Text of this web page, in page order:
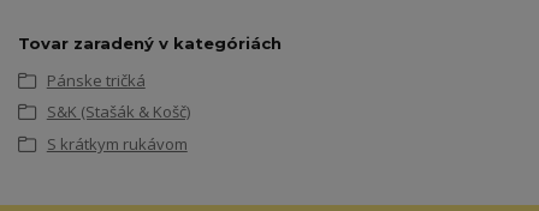
Tovar zaradený v kategóriách
Pánske tričká
S&K (Stašák & Košč)
S krátkym rukávom